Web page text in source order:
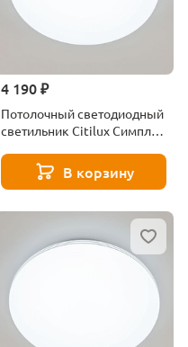
4 190 ₽
Потолочный светодиодный
светильник Citilux Симпла
В корзину